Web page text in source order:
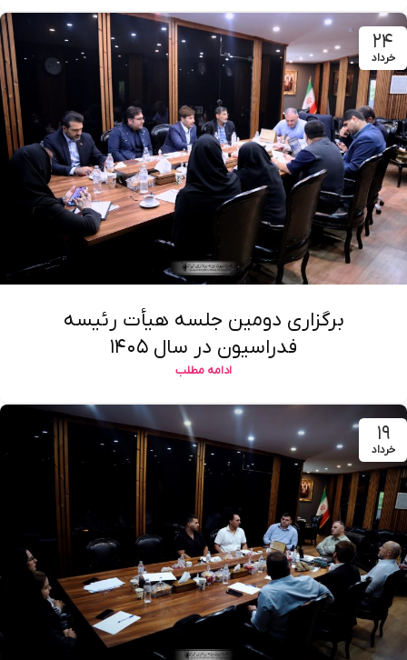
۲۴
خرداد
برگزاری دومین جلسه هیأت رئیسه
فدراسیون در سال ۱۴۰۵
ادامه مطلب
۱۹
خرداد